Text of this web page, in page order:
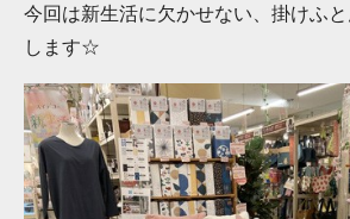
今回は新生活に欠かせない、掛けふ
します☆